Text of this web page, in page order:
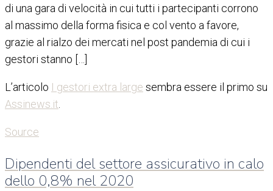
di una gara di velocità in cui tutti i partecipanti corrono
al massimo della forma fisica e col vento a favore,
grazie al rialzo dei mercati nel post pandemia di cui i
gestori stanno […]
L’articolo I gestori extra large sembra essere il primo su
Assinews.it
Source
Dipendenti del settore assicurativo in calo
dello 0,8% nel 2020